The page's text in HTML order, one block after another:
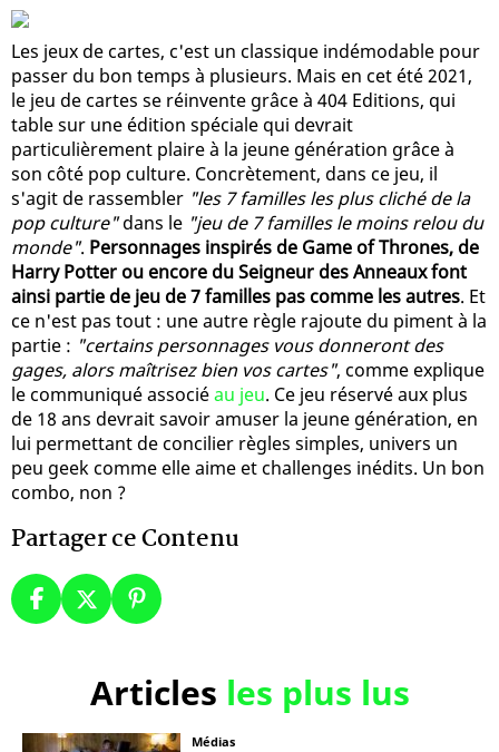
Les jeux de cartes, c'est un classique indémodable pour
passer du bon temps à plusieurs. Mais en cet été 2021,
le jeu de cartes se réinvente grâce à 404 Editions, qui
table sur une édition spéciale qui devrait
particulièrement plaire à la jeune génération grâce à
son côté pop culture. Concrètement, dans ce jeu, il
s'agit de rassembler "les 7 familles les plus cliché de la
pop culture"dans le "jeu de 7 familles le moins relou du
monde". Personnages inspirés de Game of Thrones, de
Harry Potter ou encore du Seigneur des Anneaux font
ainsi partie de jeu de 7 familles pas comme les autres. Et
ce n'est pas tout : une autre règle rajoute du piment à la
partie : "certains personnages vous donneront des
gages, alors maîtrisez bien vos cartes", comme explique
le communiqué associéau jeu. Ce jeu réservé aux plus
de 18 ans devrait savoir amuser la jeune génération, en
lui permettant de concilier règles simples, univers un
peu geek comme elle aime et challenges inédits. Un bon
combo, non ?
Partager ce Contenu
Articles les plus lus
Médias